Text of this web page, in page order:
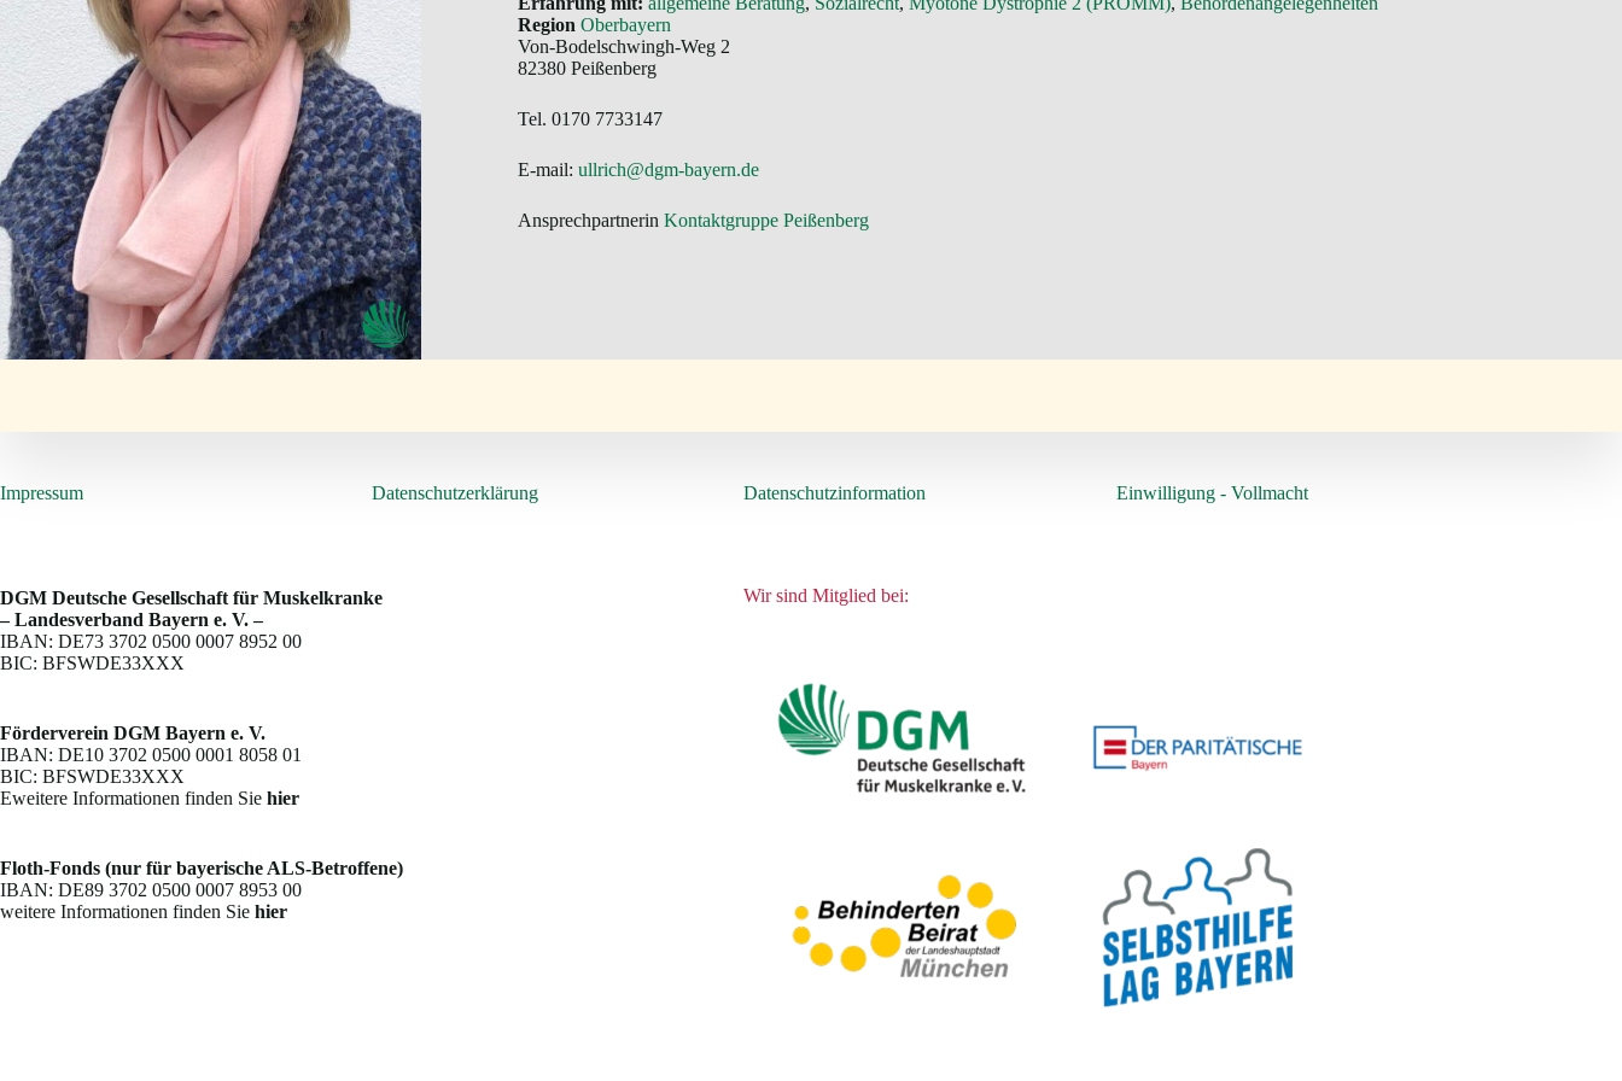
Region Oberbayern
Von-Bodelschwingh-Weg 2
82380 Peißenberg
Tel. 0170 7733147
E-mail: ullrich@dgm-bayern.de
Ansprechpartnerin Kontaktgruppe Peißenberg
Impressum Datenschutzerklärung Datenschutzinformation Einwilligung - Vollmacht
DGM Deutsche Gesellschaft für Muskelkranke
– Landesverband Bayern e. V. –
IBAN: DE73 3702 0500 0007 8952 00
BIC: BFSWDE33XXX
Förderverein DGM Bayern e. V.
IBAN: DE10 3702 0500 0001 8058 01
BIC: BFSWDE33XXX
Eweitere Informationen finden Sie hier
Floth-Fonds (nur für bayerische ALS-Betroffene)
IBAN: DE89 3702 0500 0007 8953 00
weitere Informationen finden Sie hier
Wir sind Mitglied bei: